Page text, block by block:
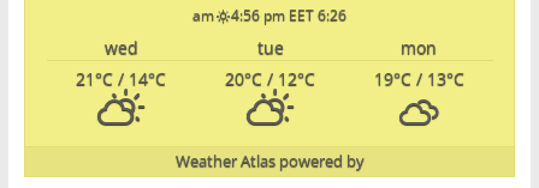
6:26 am
4:56 pm EET
mon
tue
wed
19°C/ 13°C
20°C / 12°C
21°C / 14°C
powered by
Weather Atlas